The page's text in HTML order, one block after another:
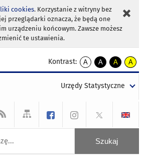
cookies. Korzystanie z witryny bez
przeglądarki oznacza, że będą one
urządzeniu końcowym. Zawsze możesz
te ustawienia.
Kontrast:
A
kontrast
A
kontrast
tekst
czarnym
A
kontrast
tekst
czarnym
A
tekst
żółtym
Urzędy Statystyczne